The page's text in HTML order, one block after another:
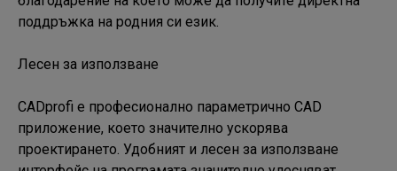
поддръжка на родния си език.
Лесен за използване
CADprofi е професионално параметрично CAD
приложение, което значително ускорява
проектирането. Удобният и лесен за използване